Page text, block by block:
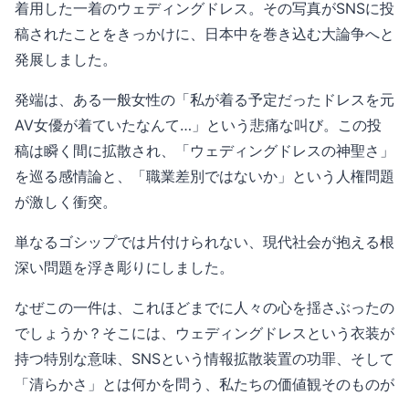
着用した一着のウェディングドレス。その写真がSNSに投
稿されたことをきっかけに、日本中を巻き込む大論争へと
発展しました。
発端は、ある一般女性の「私が着る予定だったドレスを元
AV女優が着ていたなんて…」という悲痛な叫び。この投
稿は瞬く間に拡散され、「ウェディングドレスの神聖さ」
を巡る感情論と、「職業差別ではないか」という人権問題
が激しく衝突。
単なるゴシップでは片付けられない、現代社会が抱える根
深い問題を浮き彫りにしました。
なぜこの一件は、これほどまでに人々の心を揺さぶったの
でしょうか？そこには、ウェディングドレスという衣装が
持つ特別な意味、SNSという情報拡散装置の功罪、そして
「清らかさ」とは何かを問う、私たちの価値観そのものが